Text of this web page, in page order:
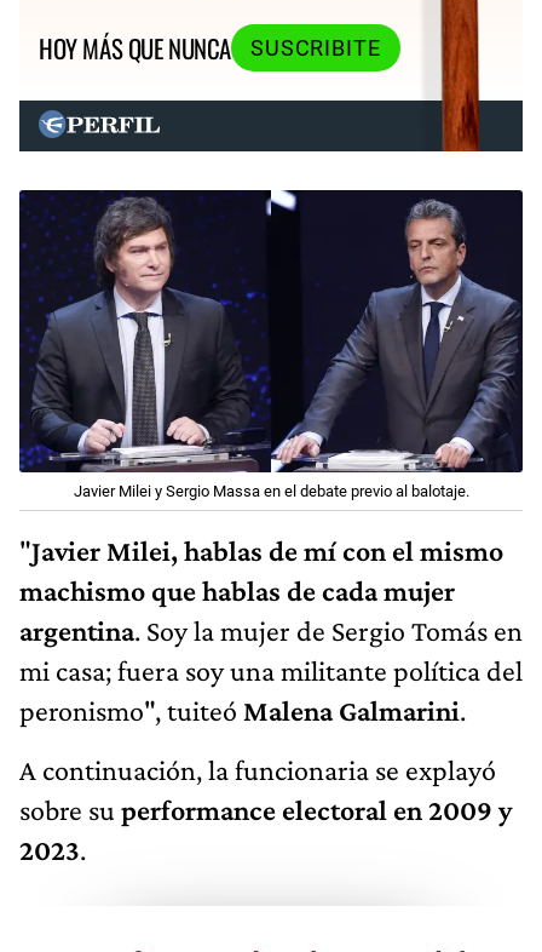
HOY MÁS QUE NUNCA
SUSCRIBITE
Javier Milei y Sergio Massa en el debate previo al balotaje.
"Javier Milei, hablas de mí con el mismo
machismo que hablas de cada mujer
argentina. Soy la mujer de Sergio Tomás en
mi casa; fuera soy una militante política del
peronismo", tuiteó Malena Galmarini.
A continuación, la funcionaria se explayó
sobre su performance electoral en 2009 y
2023.